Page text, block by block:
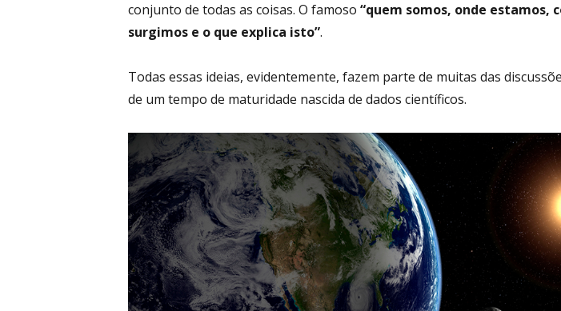
conjunto de todas as coisas. O famoso “quem somos, onde estamos,
surgimos e o que explica isto”.
Todas essas ideias, evidentemente, fazem parte de muitas das
de um tempo de maturidade nascida de dados científicos.